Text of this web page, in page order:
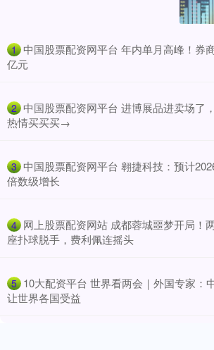
1 中国股票配资网平台 年内单月高峰！券
亿元
2 中国股票配资网平台 进博展品进卖场了
热情买买买→
3 中国股票配资网平台 翱捷科技：预计
倍数级增长
4 网上股票配资网站 成都蓉城噩梦开局！
座扑球脱手，费利佩连摇头
5 ​10大配资平台 世界看两会｜外国专家：
让世界各国受益